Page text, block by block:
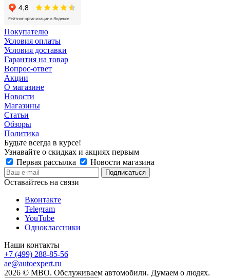
Покупателю
Условия оплаты
Условия доставки
Гарантия на товар
Вопрос-ответ
Акции
О магазине
Новости
Магазины
Статьи
Обзоры
Политика
Будьте всегда в курсе!
Узнавайте о скидках и акциях первым
Первая рассылка
Новости магазина
Оставайтесь на связи
Вконтакте
Telegram
YouTube
Одноклассники
Наши контакты
+7 (499) 288-85-56
ae@autoexpert.ru
2026 © МВО. Обслуживаем автомобили. Думаем о людях.